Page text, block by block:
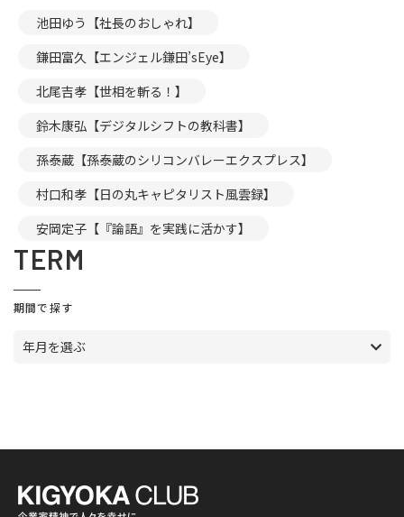
池田ゆう【社長のおしゃれ】
鎌田富久【エンジェル鎌田’sEye】
北尾吉孝【世相を斬る！】
鈴木康弘【デジタルシフトの教科書】
孫泰蔵【孫泰蔵のシリコンバレーエクスプレス】
村口和孝【日の丸キャピタリスト風雲録】
安岡定子【『論語』を実践に活かす】
TERM
期間で探す
年月を選ぶ